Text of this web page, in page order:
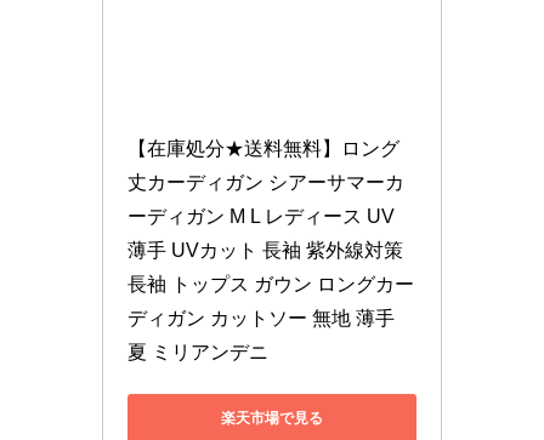
【在庫処分★送料無料】ロング
丈カーディガン シアーサマーカ
ーディガン M L レディース UV
薄手 UVカット 長袖 紫外線対策
長袖 トップス ガウン ロングカー
ディガン カットソー 無地 薄手
夏 ミリアンデニ
楽天市場で見る